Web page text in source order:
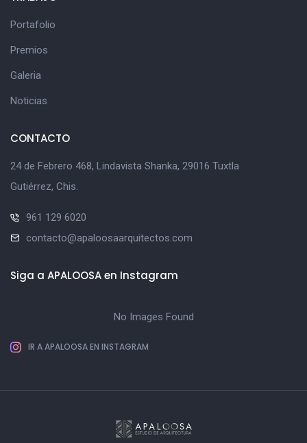
Portafolio
Premios
Galeria
Noticias
CONTACTO
24 de Febrero 468, Lindavista Shanka, 29016 Tuxtla
Gutiérrez, Chis.
961 129 6020
contacto@apaloosaarquitectos.com
Siga a APALOOSA en Instagram
No Images Found
IR A APALOOSA EN INSTAGRAM